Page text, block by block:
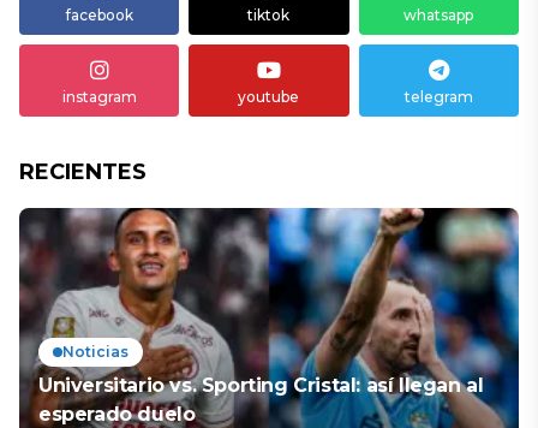
facebook tiktok whatsapp
instagram youtube telegram
RECIENTES
Noticias
Universitario vs. Sporting Cristal: así llegan al
esperado duelo